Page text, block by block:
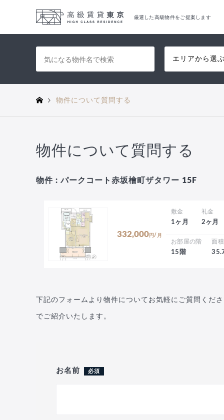
厳選した高級物件をご提案します
エリアから選
物件について質問する
物件について質問する
物件 : パークコート赤坂檜町ザタワー 15F
332,000 円/月
敷金
1ヶ月
礼金
2ヶ月
お部屋の階
15階
面積
下記のフォームより物件についてお気軽にご質問くだ
でご紹介いたします。
お名前 必須